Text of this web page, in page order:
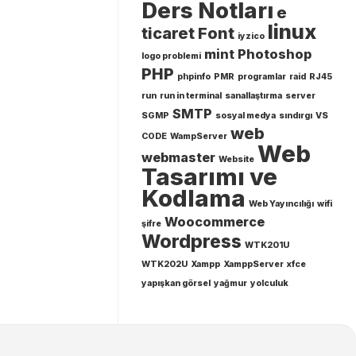
Ders Notları e
ticaret Font iyzico linux
logo problemi mint Photoshop
PHP phpinfo PMR programlar raid RJ45
run run in terminal sanallaştırma server
SGMP SMTP sosyal medya sındırgı VS
CODE WampServer web
webmaster Website Web
Tasarımı ve
Kodlama Web Yayıncılığı wifi
şifre Woocommerce
Wordpress WTK201U
WTK202U Xampp XamppServer xfce
yapışkan görsel yağmur yolculuk